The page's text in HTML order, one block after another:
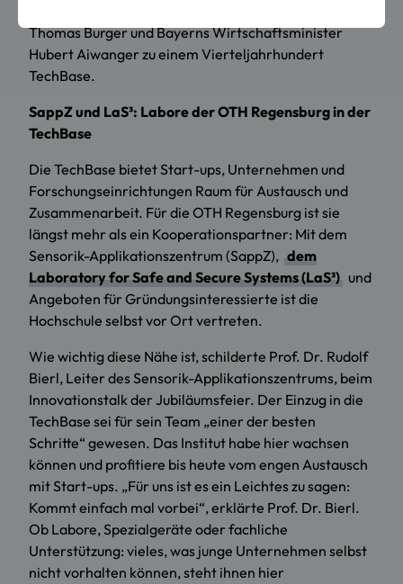
Thomas Burger und Bayerns Wirtschaftsminister
Hubert Aiwanger zu einem Vierteljahrhundert
TechBase.
SappZ und LaS³: Labore der OTH Regensburg in der
TechBase
Die TechBase bietet Start-ups, Unternehmen und
Forschungseinrichtungen Raum für Austausch und
Zusammenarbeit. Für die OTH Regensburg ist sie
längst mehr als ein Kooperationspartner: Mit dem
Sensorik-Applikationszentrum (SappZ), dem
Laboratory for Safe and Secure Systems (LaS³) und
Angeboten für Gründungsinteressierte ist die
Hochschule selbst vor Ort vertreten.
Wie wichtig diese Nähe ist, schilderte Prof. Dr. Rudolf
Bierl, Leiter des Sensorik-Applikationszentrums, beim
Innovationstalk der Jubiläumsfeier. Der Einzug in die
TechBase sei für sein Team „einer der besten
Schritte“ gewesen. Das Institut habe hier wachsen
können und profitiere bis heute vom engen Austausch
mit Start-ups. „Für uns ist es ein Leichtes zu sagen:
Kommt einfach mal vorbei“, erklärte Prof. Dr. Bierl.
Ob Labore, Spezialgeräte oder fachliche
Unterstützung: vieles, was junge Unternehmen selbst
nicht vorhalten können, steht ihnen hier